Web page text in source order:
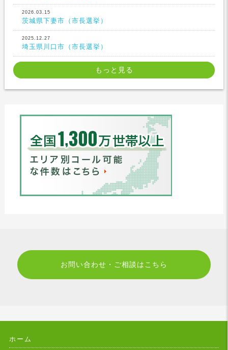
2026.03.15
茨城県下妻市（市長選挙）
2025.12.27
埼玉県川口市（市長選挙）
もっと見る
お問い合わせ・ご相談はこちら
ホーム